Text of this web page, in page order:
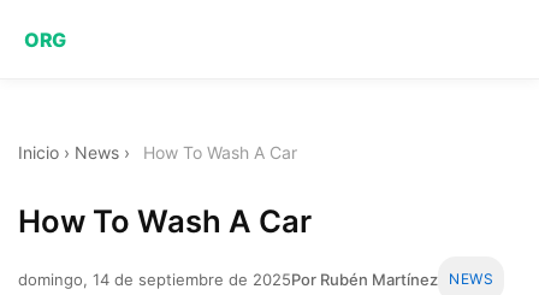
ORG
Inicio › News › How To Wash A Car
How To Wash A Car
domingo, 14 de septiembre de 2025Por Rubén Martínez NEWS